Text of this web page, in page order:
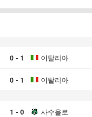
0 - 1 이탈리아
0 - 1 이탈리아
1 - 0 사수올로